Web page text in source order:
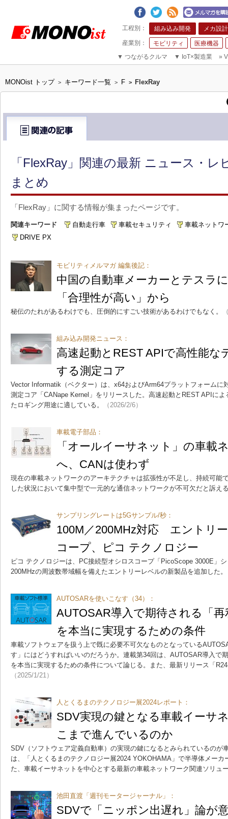
組み込み開発 メカ設計
モビリティ
医療機器
▼ つながるクルマ ▼ IoT×製造業 »
MONOist トップ > キーワード一覧 > F > FlexRay
「FlexRay」関連の最新 ニュース・レ
まとめ
「FlexRay」に関する情報が集まったページです。
関連キーワード 自動走行車 車載セキュリティ
車載ネットワ
DRIVE PX
モビリティメルマガ 編集後記：
中国の自動車メーカーとテスラ
「合理性が高い」から
秘伝のたれがあるわけでも、圧倒的にすごい技術があるわけでもなく。
組み込み開発ニュース：
高速起動とREST APIで高性能な
する測定コア
Vector Informatik（ベクター）は、x64およびArm64プラットフォームに
測定コア「CANape Kernel」をリリースした。高速起動とREST APIに
たロギング用途に適している。
（2026/2/6）
車載電子部品：
「オールイーサネット」の車載
へ、CANは使わず
現在の車載ネットワークのアーキテクチャは拡張性が不足し、持続可能
した状況において集中型で一元的な通信ネットワークが不可欠だと訴え
サンプリングレートは5Gサンプル/秒：
100M／200MHz対応 エントリ
コープ、ピコ テクノロジー
ピコ テクノロジーは、PC接続型オシロスコープ「PicoScope 3000E」
200MHzの周波数帯域幅を備えたエントリーレベルの新製品を追加した。
AUTOSARを使いこなす（34）：
AUTOSAR導入で期待される「
を本当に実現するための条件
車載ソフトウェアを扱う上で既に必要不可欠なものとなっている
す」にはどうすればいいのだろうか。連載第34回は、AUTOSAR導入で
を本当に実現するための条件について論じる。また、最新リリース「
（2025/1/21）
人とくるまのテクノロジー展2024レポート：
SDV実現の鍵となる車載イーサ
こまで進んでいるのか
SDV（ソフトウェア定義自動車）の実現の鍵になるとみられているのが
は、「人とくるまのテクノロジー展2024 YOKOHAMA」で半導体メー
た、車載イーサネットを中心とする最新の車載ネットワーク関連ソリュ
池田直渡「週刊モータージャーナル」：
SDVで「ニッポン出遅れ」論が